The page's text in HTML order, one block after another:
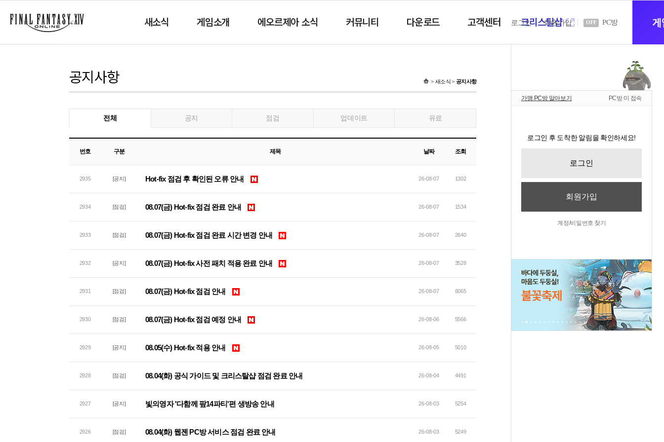
새소식 게임소개 에오르제아 소식 커뮤니티 다운로드 고객센터 크리스탈샵새
로그인 회원가입 OFF PC방
공지사항 새소식 공지사항
전체 공지 점검 업데이트 유료
번호 구분 제목 날짜 조회
2935 [공지] Hot-fix 점검 후 확인된 오류 안내 26-08-07 1302
2934 [점검] 08.07(금) Hot-fix 점검 완료 안내 26-08-07 1534
2933 [점검] 08.07(금) Hot-fix 점검 완료 시간 변경 안내 26-08-07 2640
2932 [공지] 08.07(금) Hot-fix 사전 패치 적용 완료 안내 26-08-07 3528
2931 [점검] 08.07(금) Hot-fix 점검 안내 26-08-07 6065
2930 [점검] 08.07(금) Hot-fix 점검 예정 안내 26-08-06 5566
2929 [공지] 08.05(수) Hot-fix 적용 안내 26-08-05 5010
2928 [점검] 08.04(화) 공식 가이드 및 크리스탈샵 점검 완료 안내 26-08-04 4491
2927 [공지] 빛의영자 '다함께 팦14파티'편 생방송 안내 26-08-03 5254
2926 [점검] 08.04(화) 웹젠 PC방 서비스 점검 완료 안내 26-08-03 5249
가맹 PC방 알아보기 PC방 미 접속
로그인 후 도착한 알림을 확인하세요!
로그인
회원가입
계정/비밀번호 찾기